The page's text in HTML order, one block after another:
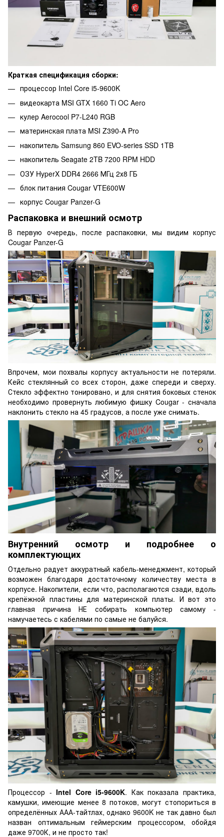
Краткая спецификация сборки:
процессор Intel Core i5-9600K
видеокарта MSI GTX 1660 Ti OC Aero
кулер Aerocool P7-L240 RGB
материнская плата MSI Z390-A Pro
накопитель Samsung 860 EVO-series SSD 1TB
накопитель Seagate 2TB 7200 RPM HDD
ОЗУ HyperX DDR4 2666 МГц 2х8 ГБ
блок питания Cougar VTE600W
корпус Cougar Panzer-G
Распаковка и внешний осмотр
В первую очередь, после распаковки, мы видим корпус
Cougar Panzer-G
Впрочем, мои похвалы корпусу актуальности не потеряли.
Кейс стеклянный со всех сторон, даже спереди и сверху.
Стекло эффектно тонировано, и для снятия боковых стенок
необходимо провернуть любимую фишку Cougar - сначала
наклонить стекло на 45 градусов, а после уже снимать.
Внутренний осмотр и подробнее о
комплектующих
Отдельно радует аккуратный кабель-менеджмент, который
возможен благодаря достаточному количеству места в
корпусе. Накопители, если что, располагаются сзади, вдоль
крепёжной пластины для материнской платы. И вот это
главная причина НЕ собирать компьютер самому -
намучаетесь с кабелями по самые не балуйся.
Процессор -Intel Core i5-9600K. Как показала практика,
камушки, имеющие менее 8 потоков, могут стопориться в
определённых ААА-тайтлах, однако 9600K не так давно был
назван оптимальным геймерским процессором, обойдя
даже 9700К, и не просто так!